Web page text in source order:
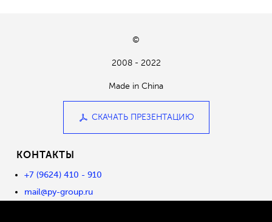
©
2008 - 2022
Made in China
СКАЧАТЬ ПРЕЗЕНТАЦИЮ
КОНТАКТЫ
+7 (9624) 410 - 910
mail@py-group.ru